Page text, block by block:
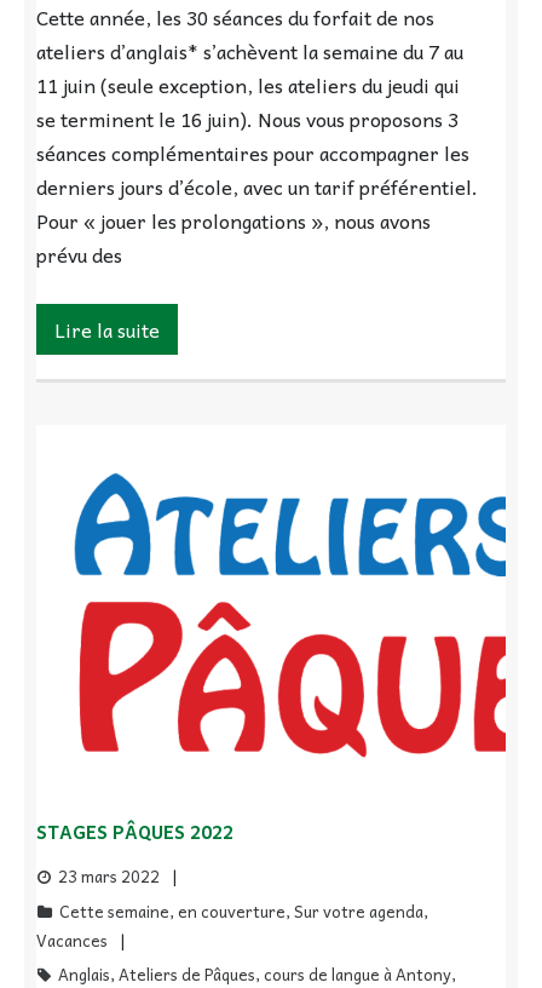
Cette année, les 30 séances du forfait de nos
ateliers d’anglais* s’achèvent la semaine du 7 au
11 juin (seule exception, les ateliers du jeudi qui
se terminent le 16 juin). Nous vous proposons 3
séances complémentaires pour accompagner les
derniers jours d’école, avec un tarif préférentiel.
Pour « jouer les prolongations », nous avons
prévu des
Lire la suite
STAGES PÂQUES 2022
23 mars 2022
Cette semaine,en couverture,Sur votre agenda,
Vacances
Anglais,Ateliers de Pâques,cours de langue à Antony,